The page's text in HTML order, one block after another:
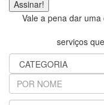
Vale a pena dar
serviços